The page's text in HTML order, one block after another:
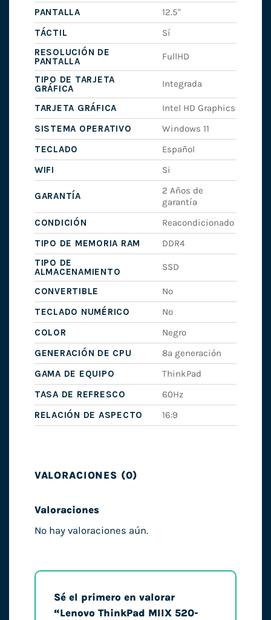
PANTALLA
12.5"
TÁCTIL
Sí
RESOLUCIÓN DE
PANTALLA
FullHD
TIPO DE TARJETA
GRÁFICA
Integrada
TARJETA GRÁFICA
Intel HD Graphics
SISTEMA OPERATIVO
Windows 11
TECLADO
Español
WIFI
Si
GARANTÍA
2 Años de
garantía
CONDICIÓN
Reacondicionado
TIPO DE MEMORIA RAM
DDR4
TIPO DE
ALMACENAMIENTO
SSD
CONVERTIBLE
No
TECLADO NUMÉRICO
No
COLOR
Negro
GENERACIÓN DE CPU
8ª generación
GAMA DE EQUIPO
ThinkPad
TASA DE REFRESCO
60Hz
RELACIÓN DE ASPECTO
16:9
VALORACIONES (0)
Valoraciones
No hay valoraciones aún.
Sé el primero en valorar
“Lenovo ThinkPad MIIX 520-